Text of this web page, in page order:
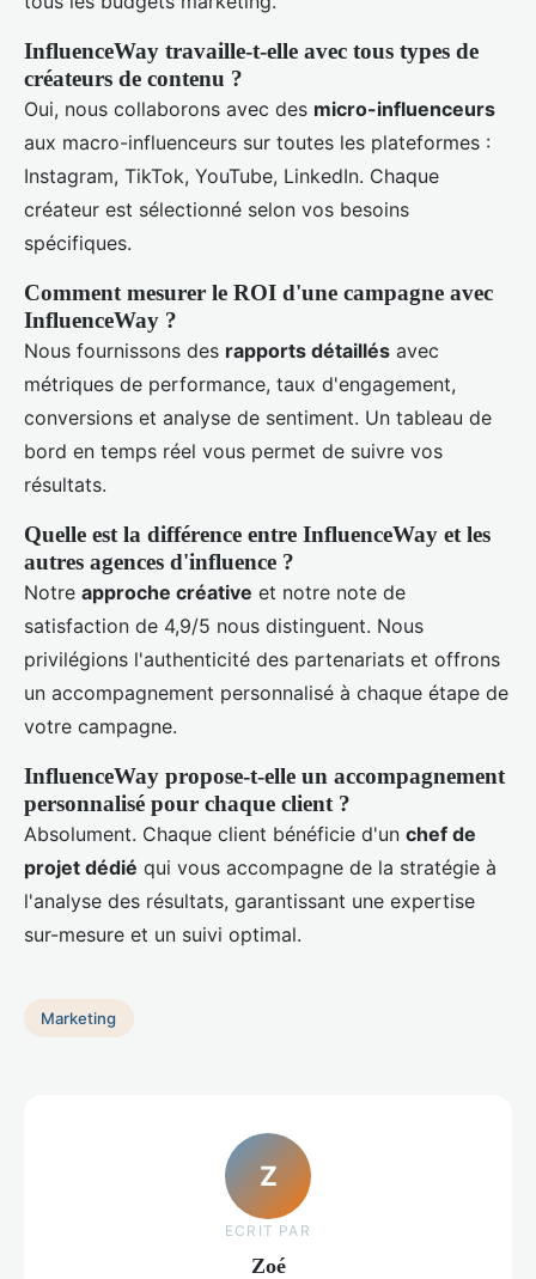
InfluenceWay travaille-t-elle avec tous types de
créateurs de contenu ?
Oui, nous collaborons avec des micro-influenceurs
aux macro-influenceurs sur toutes les plateformes :
Instagram, TikTok, YouTube, LinkedIn. Chaque
créateur est sélectionné selon vos besoins
spécifiques.
Comment mesurer le ROI d'une campagne avec
InfluenceWay ?
Nous fournissons des rapports détaillés avec
métriques de performance, taux d'engagement,
conversions et analyse de sentiment. Un tableau de
bord en temps réel vous permet de suivre vos
résultats.
Quelle est la différence entre InfluenceWay et les
autres agences d'influence ?
Notre approche créative et notre note de
satisfaction de 4,9/5 nous distinguent. Nous
privilégions l'authenticité des partenariats et offrons
un accompagnement personnalisé à chaque étape de
votre campagne.
InfluenceWay propose-t-elle un accompagnement
personnalisé pour chaque client ?
Absolument. Chaque client bénéficie d'un chef de
projet dédié qui vous accompagne de la stratégie à
l'analyse des résultats, garantissant une expertise
sur-mesure et un suivi optimal.
Marketing
Z
ECRIT PAR
Zoé